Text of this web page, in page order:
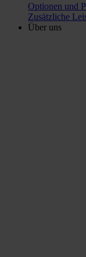
Optionen und
Zusätzliche
Über uns